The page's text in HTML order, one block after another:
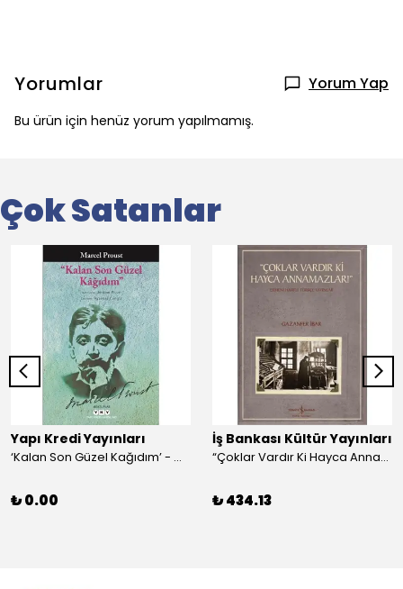
Yorumlar Yorum Yap
Bu ürün için henüz yorum yapılmamış.
Çok Satanlar
Yapı Kredi Yayınları
‘Kalan Son Güzel Kağıdım’ - Marcel Proust
₺ 0.00
İş Bankası Kültür Yayınları
“Çoklar Vardır Ki Hayca Annamazlar!” - Gazanfer İbar
₺ 434.13